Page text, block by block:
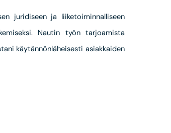
juridiseen ja liiketoiminnalliseen
Nautin työn tarjoamista
käytännönläheisesti asiakkaiden